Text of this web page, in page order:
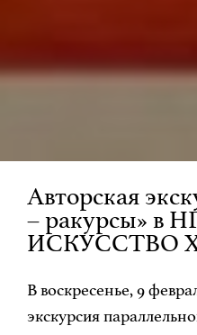
Авторская
– ракурсы» в
ИСКУССТВО
В воскресенье, 9
экскурсия